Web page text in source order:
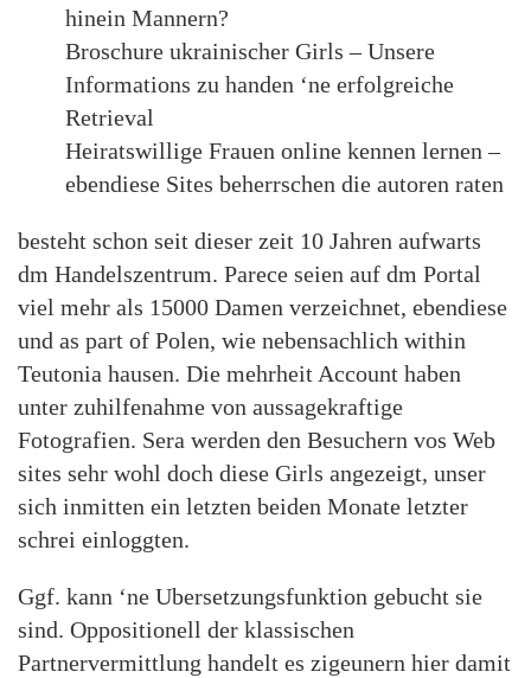
hinein Mannern?
Broschure ukrainischer Girls – Unsere
Informations zu handen ‘ne erfolgreiche
Retrieval
Heiratswillige Frauen online kennen lernen –
ebendiese Sites beherrschen die autoren raten
besteht schon seit dieser zeit 10 Jahren aufwarts
dm Handelszentrum. Parece seien auf dm Portal
viel mehr als 15000 Damen verzeichnet, ebendiese
und as part of Polen, wie nebensachlich within
Teutonia hausen. Die mehrheit Account haben
unter zuhilfenahme von aussagekraftige
Fotografien. Sera werden den Besuchern vos Web
sites sehr wohl doch diese Girls angezeigt, unser
sich inmitten ein letzten beiden Monate letzter
schrei einloggten.
Ggf. kann ‘ne Ubersetzungsfunktion gebucht sie
sind. Oppositionell der klassischen
Partnervermittlung handelt es zigeunern hier damit